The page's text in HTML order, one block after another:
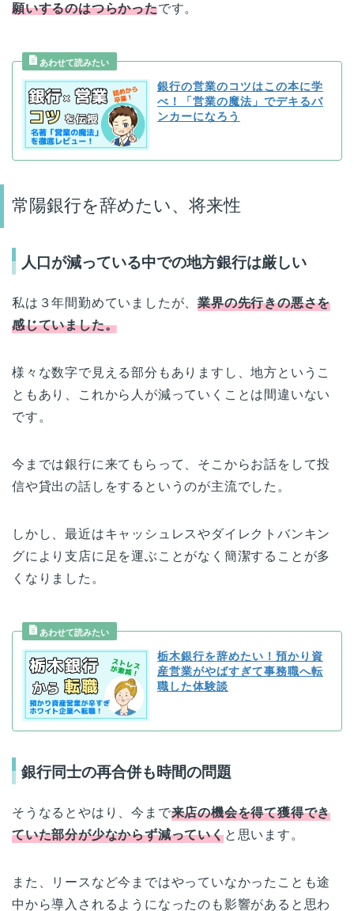
願いするのはつらかったです。
銀行の営業のコツはこの本に学
べ！「営業の魔法」でデキるバ
ンカーになろう
常陽銀行を辞めたい、将来性
人口が減っている中での地方銀行は厳しい
私は３年間勤めていましたが、業界の先行きの悪さを
感じていました。
様々な数字で見える部分もありますし、地方というこ
ともあり、これから人が減っていくことは間違いない
です。
今までは銀行に来てもらって、そこからお話をして投
信や貸出の話しをするというのが主流でした。
しかし、最近はキャッシュレスやダイレクトバンキン
グにより支店に足を運ぶことがなく簡潔することが多
くなりました。
栃木銀行を辞めたい！預かり資
産営業がやばすぎて事務職へ転
職した体験談
銀行同士の再合併も時間の問題
そうなるとやはり、今まで来店の機会を得て獲得でき
ていた部分が少なからず減っていくと思います。
また、リースなど今まではやっていなかったことも途
中から導入されるようになったのも影響があると思わ